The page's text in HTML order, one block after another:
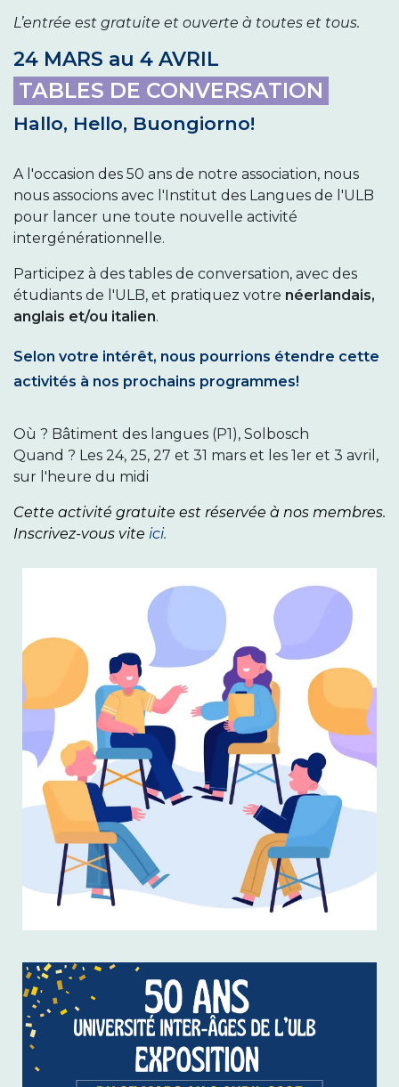
L’entrée est gratuite et ouverte à toutes et tous.
24 MARS au 4 AVRIL
TABLES DE CONVERSATION ​
Hallo, Hello, Buongiorno!
A l'occasion des 50 ans de notre association, nous
nous associons avec l'Institut des Langues de l'ULB
pour lancer une toute nouvelle activité
intergénérationnelle.
Participez à des tables de conversation, avec des
étudiants de l'ULB, et pratiquez votre néerlandais,
anglais et/ou italien.
Selon votre intérêt, nous pourrions étendre cette
activités à nos prochains programmes!
Où ? Bâtiment des langues (P1), Solbosch
Quand ? Les 24, 25, 27 et 31 mars et les 1er et 3 avril,
sur l'heure du midi
Cette activité gratuite est réservée à nos membres.
Inscrivez-vous vite ici.